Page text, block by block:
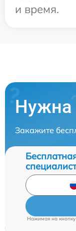
и время.
Нужна
Закажите
Нажимая на